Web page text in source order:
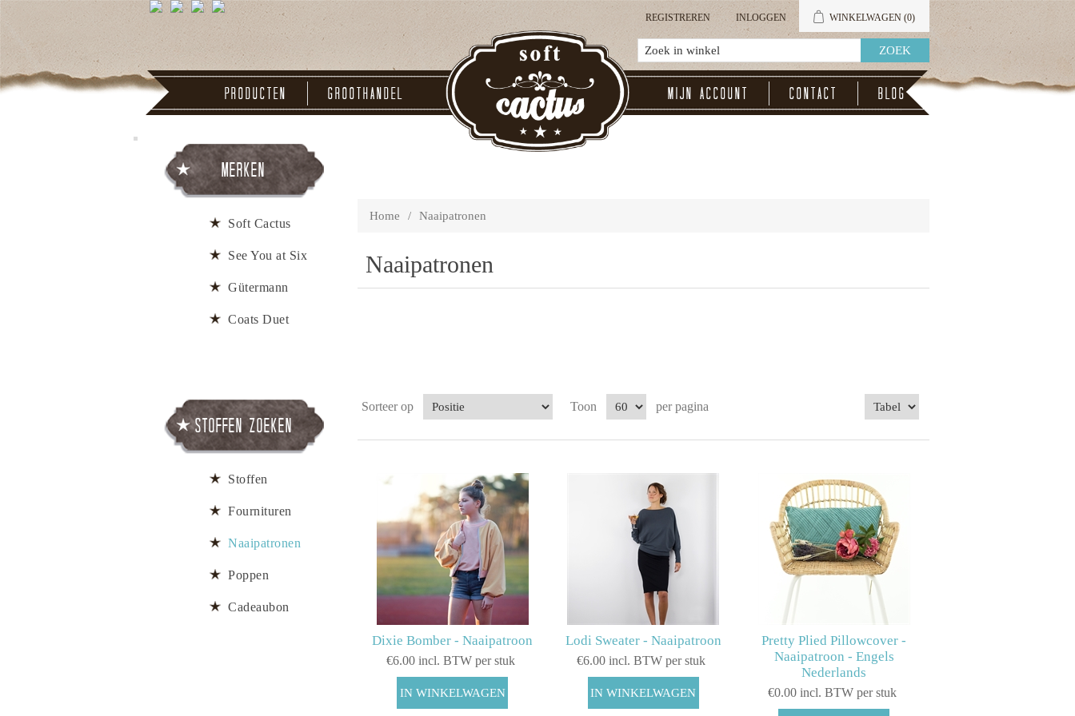
REGISTREREN INLOGGEN WINKELWAGEN (0)
Producten Groothandel Mijn account Contact Blog
Home / Naaipatronen
Naaipatronen
Sorteer op Toon per pagina
Dixie Bomber - Naaipatroon
€6.00 incl. BTW per stuk
Lodi Sweater - Naaipatroon
€6.00 incl. BTW per stuk
Pretty Plied Pillowcover -
Naaipatroon - Engels
Nederlands
€0.00 incl. BTW per stuk
Merken
Soft Cactus
See You at Six
Gütermann
Coats Duet
Stoffen zoeken
Stoffen
Fournituren
Naaipatronen
Poppen
Cadeaubon